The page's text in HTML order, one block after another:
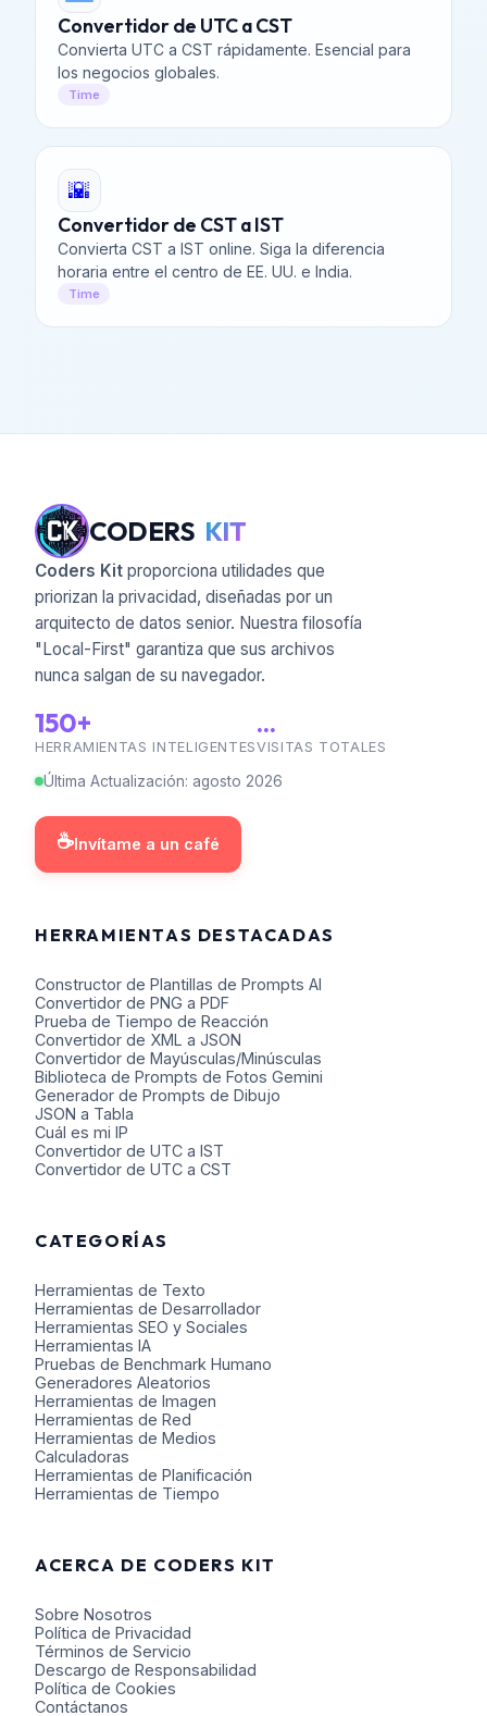
Convertidor de UTC a CST
Convierta UTC a CST rápidamente. Esencial para
los negocios globales.
Time
🌇
Convertidor de CST a IST
Convierta CST a IST online. Siga la diferencia
horaria entre el centro de EE. UU. e India.
Time
CODERS KIT
Coders Kit proporciona utilidades que
priorizan la privacidad, diseñadas por un
arquitecto de datos senior. Nuestra filosofía
"Local-First" garantiza que sus archivos
nunca salgan de su navegador.
150+
HERRAMIENTAS INTELIGENTES
...
VISITAS TOTALES
Última Actualización: agosto 2026
☕Invítame a un café
HERRAMIENTAS DESTACADAS
Constructor de Plantillas de Prompts AI
Convertidor de PNG a PDF
Prueba de Tiempo de Reacción
Convertidor de XML a JSON
Convertidor de Mayúsculas/Minúsculas
Biblioteca de Prompts de Fotos Gemini
Generador de Prompts de Dibujo
JSON a Tabla
Cuál es mi IP
Convertidor de UTC a IST
Convertidor de UTC a CST
CATEGORÍAS
Herramientas de Texto
Herramientas de Desarrollador
Herramientas SEO y Sociales
Herramientas IA
Pruebas de Benchmark Humano
Generadores Aleatorios
Herramientas de Imagen
Herramientas de Red
Herramientas de Medios
Calculadoras
Herramientas de Planificación
Herramientas de Tiempo
ACERCA DE CODERS KIT
Sobre Nosotros
Política de Privacidad
Términos de Servicio
Descargo de Responsabilidad
Política de Cookies
Contáctanos